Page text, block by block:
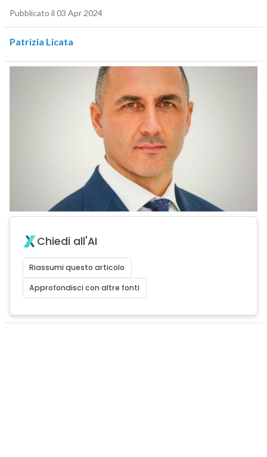
Pubblicato il 03 Apr 2024
Patrizia Licata
Chiedi all'AI
Riassumi questo articolo
Approfondisci con altre fonti